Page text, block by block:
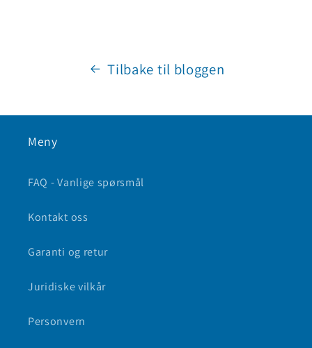
Tilbake til bloggen
Meny
FAQ - Vanlige spørsmål
Kontakt oss
Garanti og retur
Juridiske vilkår
Personvern